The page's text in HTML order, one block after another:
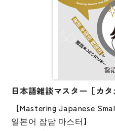
視聴覚・補助教材
カセットテープ・ＣＤ
カード・ゲーム・絵教材
絵本・子ども向け補助
ロールプレイで話し、「
習しよう！」で書いて覚
＊本書はCD付きの版（
容です。重複購入にご注意
日本語雑談マスター［カタ
【Mastering Japanese
일본어 잡담 마스터】